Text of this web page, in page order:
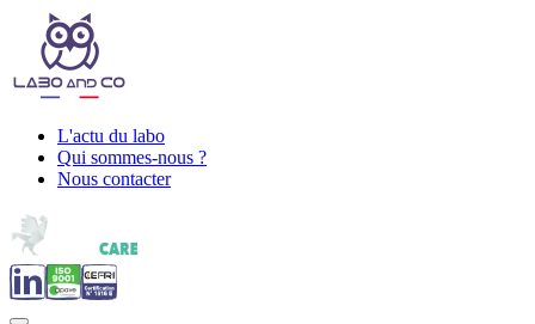
L'actu du labo
Qui sommes-nous ?
Nous contacter